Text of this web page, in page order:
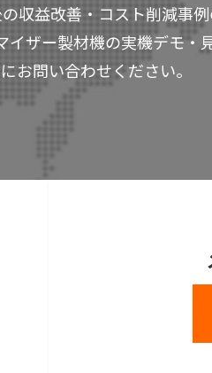
益改善・コスト削減事例
ザー製材機の実機デモ・
お問い合わせください。